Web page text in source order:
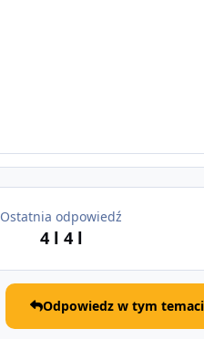
Ostatnia odpowiedź
4 l 4 l
Odpowiedz w tym